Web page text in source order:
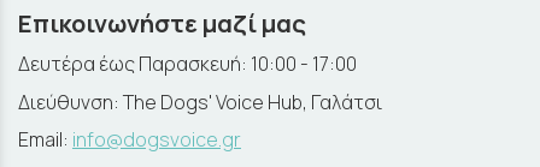
Επικοινωνήστε μαζί μας
Δευτέρα έως Παρασκευή: 10:00 - 17:00
Διεύθυνση: The Dogs' Voice Hub, Γαλάτσι
Email: info@dogsvoice.gr